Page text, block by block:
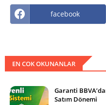
facebook
EN COK OKUNANLAR
Garanti
Satım Dönemi